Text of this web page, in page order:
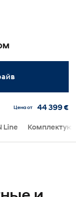
Line
Цена от 44 399 €